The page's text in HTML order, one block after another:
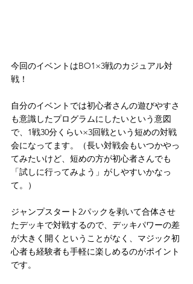
今回のイベントはBO1×3戦のカジュアル対
戦！
自分のイベントでは初心者さんの遊びやすさ
も意識したプログラムにしたいという意図
で、1戦30分くらい×3回戦という短めの対戦
会になってます。（長い対戦会もいつかやっ
てみたいけど、短めの方が初心者さんでも
「試しに行ってみよう」がしやすいかなっ
て。）
ジャンプスタート2パックを剥いて合体させ
たデッキで対戦するので、デッキパワーの差
が大きく開くということがなく、マジック初
心者も経験者も手軽に楽しめるのがポイント
です。